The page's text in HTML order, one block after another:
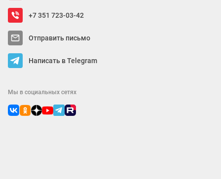
+7 351 723-03-42
Отправить письмо
Написать в Telegram
Мы в социальных сетях